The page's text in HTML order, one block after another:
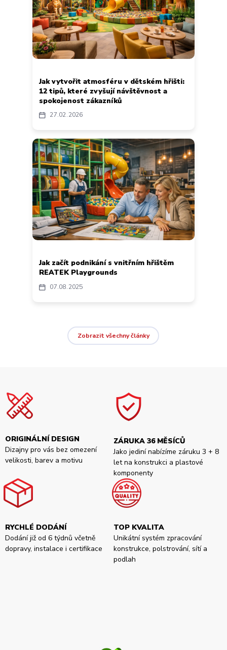
27 02 2026
Jak vytvořit atmosféru v dětském hřišti:
12 tipů, které zvyšují návštěvnost a
spokojenost zákazníků
07 08 2025
Jak začít podnikání s vnitřním hřištěm
REATEK Playgrounds
Zobrazit všechny články
ORIGINÁLNÍ DESIGN
Dizajny pro vás bez omezení
velikosti, barev a motivu
ZÁRUKA 36 MĚSÍCŮ
Jako jediní nabízíme záruku 3 + 8
let na konstrukci a plastové
komponenty
RYCHLÉ DODÁNÍ
Dodání již od 6 týdnů včetně
dopravy, instalace i certifikace
TOP KVALITA
Unikátní systém zpracování
konstrukce, polstrování, sítí a
podlah